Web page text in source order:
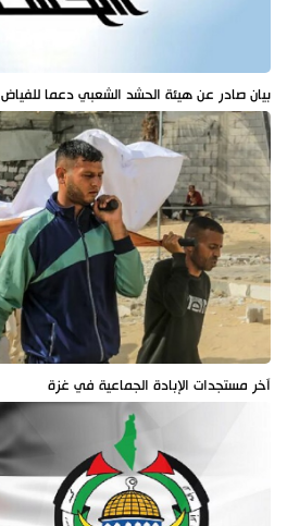
بيان صادر عن هيئة الحشد الشعبي دعما للفياض
آخر مستجدات الإبادة الجماعية في غزة